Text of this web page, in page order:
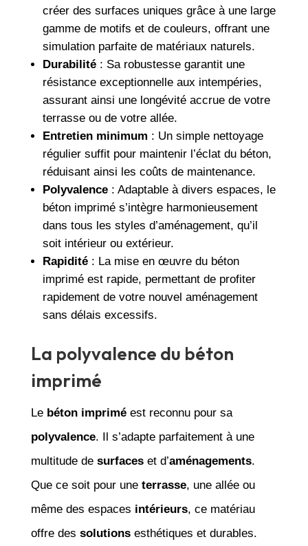
créer des surfaces uniques grâce à une large
gamme de motifs et de couleurs, offrant une
simulation parfaite de matériaux naturels.
Durabilité: Sa robustesse garantit une
résistance exceptionnelle aux intempéries,
assurant ainsi une longévité accrue de votre
terrasse ou de votre allée.
Entretien minimum : Un simple nettoyage
régulier suffit pour maintenir l’éclat du béton,
réduisant ainsi les coûts de maintenance.
Polyvalence: Adaptable à divers espaces, le
béton imprimé s’intègre harmonieusement
dans tous les styles d’aménagement, qu’il
soit intérieur ou extérieur.
Rapidité: La mise en œuvre du béton
imprimé est rapide, permettant de profiter
rapidement de votre nouvel aménagement
sans délais excessifs.
La polyvalence du béton
imprimé
Le béton impriméest reconnu pour sa
polyvalence. Il s’adapte parfaitement à une
multitude de surfaceset d’aménagements.
Que ce soit pour une terrasse, une allée ou
même des espaces intérieurs, ce matériau
offre des solutionsesthétiques et durables.